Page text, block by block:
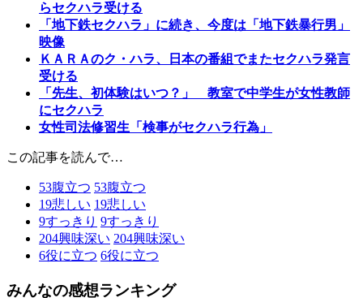
らセクハラ受ける
「地下鉄セクハラ」に続き、今度は「地下鉄暴行男」
映像
ＫＡＲＡのク・ハラ、日本の番組でまたセクハラ発言
受ける
「先生、初体験はいつ？」 教室で中学生が女性教師
にセクハラ
女性司法修習生「検事がセクハラ行為」
この記事を読んで…
53腹立つ 53腹立つ
19悲しい 19悲しい
9すっきり 9すっきり
204興味深い 204興味深い
6役に立つ 6役に立つ
みんなの感想ランキング